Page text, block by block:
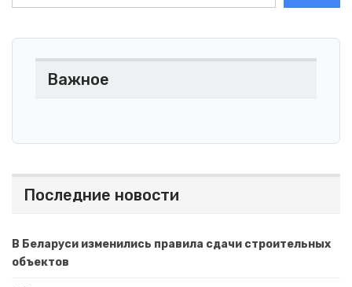
Важное
Последние новости
В Беларуси изменились правила сдачи строительных
объектов